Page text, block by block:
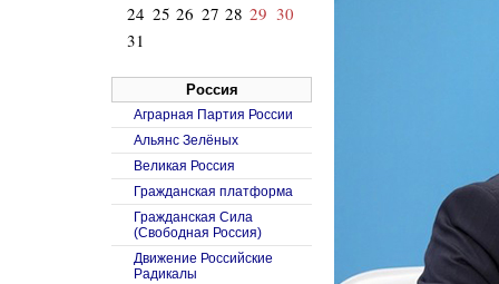
24 25 26 27 28 29 30
31
Россия
Аграрная Партия России
Альянс Зелёных
Великая Россия
Гражданская платформа
Гражданская Сила
(Свободная Россия)
Движение Российские
Радикалы